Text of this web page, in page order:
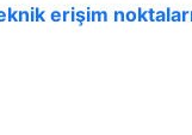
erişim